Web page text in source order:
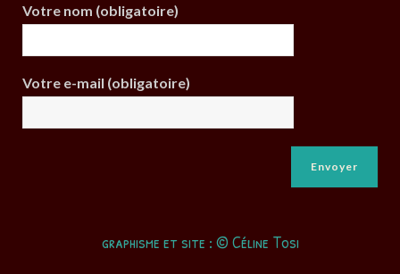
Votre nom (obligatoire)
Votre e-mail (obligatoire)
graphisme et site : © Céline Tosi